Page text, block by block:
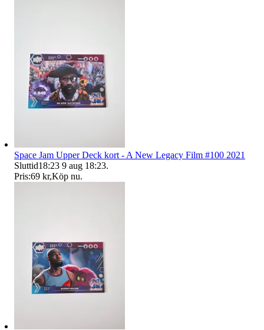
Space Jam Upper Deck kort - A New Legacy Film #100 2021
Sluttid18:23 9 aug 18:23.
Pris:69 kr,Köp nu.